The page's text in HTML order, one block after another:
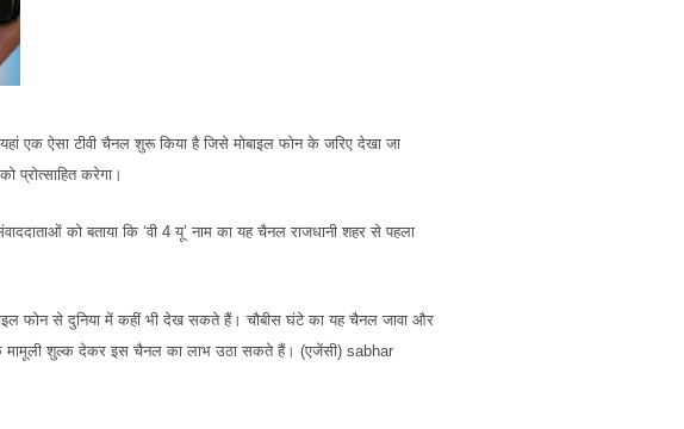
एक ऐसा टीवी चैनल शुरू किया है जिसे मोबाइल फोन के जरिए देखा जा
प्रोत्साहित करेगा।
को बताया कि ‘वी 4 यू’ नाम का यह चैनल राजधानी शहर से पहला
फोन से दुनिया में कहीं भी देख सकते हैं। चौबीस घंटे का यह चैनल जावा और
मामूली शुल्क देकर इस चैनल का लाभ उठा सकते हैं। (एजेंसी) sabhar